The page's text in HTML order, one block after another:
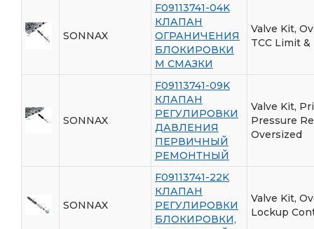
SONNAX
F09113741-04K
КЛАПАН
ОГРАНИЧЕНИЯ
БЛОКИРОВКИ
М СМАЗКИ
Valve Kit,
TCC Limit &
SONNAX
F09113741-09K
КЛАПАН
РЕГУЛИРОВКИ
ДАВЛЕНИЯ
ПЕРВИЧНЫЙ
РЕМОНТНЫЙ
Valve Kit,
Pressure
Oversized
SONNAX
F09113741-22K
КЛАПАН
РЕГУЛИРОВКИ
БЛОКИРОВКИ,
Valve Kit,
Lockup